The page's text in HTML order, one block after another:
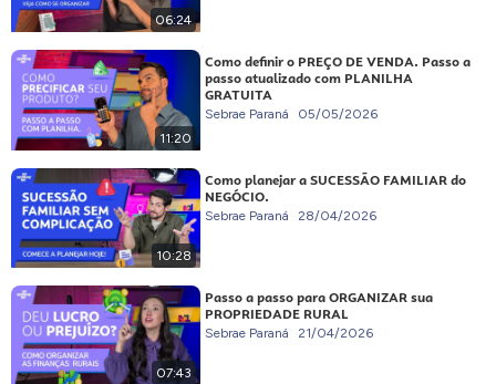
06:24
11:20
Como definir o PREÇO DE VENDA. Passo a
passo atualizado com PLANILHA
GRATUITA
Sebrae Paraná 05/05/2026
10:28
Como planejar a SUCESSÃO FAMILIAR do
NEGÓCIO.
Sebrae Paraná 28/04/2026
07:43
Passo a passo para ORGANIZAR sua
PROPRIEDADE RURAL
Sebrae Paraná 21/04/2026